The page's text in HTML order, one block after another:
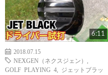
6:11
2018.07.15
NEXGEN（ネクスジェン）
GOLF PLAYING 4
ジェットブラッ